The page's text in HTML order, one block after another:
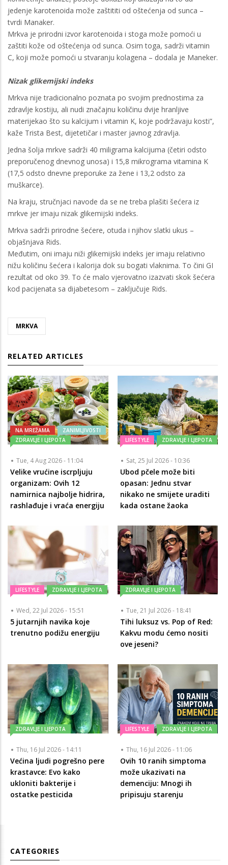
jedenje karotenoida može zaštititi od oštećenja od sunca –
tvrdi Manaker.
Mrkva je prirodni izvor karotenoida i stoga može pomoći u
zaštiti kože od oštećenja od sunca. Osim toga, sadrži vitamin
C, koji može pomoći u stvaranju kolagena – dodala je Maneker.
Nizak glikemijski indeks
Mrkva nije tradicionalno poznata po svojim prednostima za
zdravlje kostiju, ali nudi značajnu količinu dvije hranljive
materijekao što su kalcijum i vitamin K, koje podržavaju kosti”,
kaže Trista Best, dijetetičar i master javnog zdravlja.
Jedna šolja mrkve sadrži 40 miligrama kalcijuma (četiri odsto
preporučenog dnevnog unosa) i 15,8 mikrograma vitamina K
(17,5 odsto dnevne preporuke za žene i 13,2 odsto za
muškarce).
Na kraju, stručnjaci navode da se ne treba plašiti šećera iz
mrkve jer imaju nizak glikemijski indeks.
Mrkva sadrži prirodne šećere, otuda i njihov slatki ukus –
objašnjava Rids.
Međutim, oni imaju niži glikemijski indeks jer imaju relativno
nižu količinu šećera i kalorija dok su bogati vlaknima. To čini GI
rezultat od oko 39. To će malo vjerovatno izazvati skok šećera
kod pacijenata sa dijabetesom – zaključuje Rids.
MRKVA
RELATED ARTICLES
NA MREŽAMA
ZANIMLJIVOSTI
ZDRAVLJE I LJEPOTA
Tue, 4 Aug 2026 - 11:04
Velike vrućine iscrpljuju
organizam: Ovih 12
namirnica najbolje hidrira,
rashlađuje i vraća energiju
LIFESTYLE ZDRAVLJE I LJEPOTA
Sat, 25 Jul 2026 - 10:36
Ubod pčele može biti
opasan: Jednu stvar
nikako ne smijete uraditi
kada ostane žaoka
LIFESTYLE ZDRAVLJE I LJEPOTA
Wed, 22 Jul 2026 - 15:51
5 jutarnjih navika koje
trenutno podižu energiju
ZDRAVLJE I LJEPOTA
Tue, 21 Jul 2026 - 18:41
Tihi luksuz vs. Pop of Red:
Kakvu modu ćemo nositi
ove jeseni?
ZDRAVLJE I LJEPOTA
Thu, 16 Jul 2026 - 14:11
Većina ljudi pogrešno pere
krastavce: Evo kako
ukloniti bakterije i
ostatke pesticida
LIFESTYLE ZDRAVLJE I LJEPOTA
Thu, 16 Jul 2026 - 11:06
Ovih 10 ranih simptoma
može ukazivati na
demenciju: Mnogi ih
pripisuju starenju
CATEGORIES